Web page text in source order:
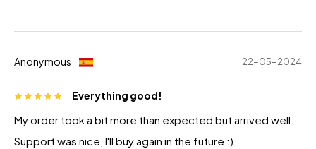
Anonymous 22-05-2024
Everything good!
My order took a bit more than expected but arrived well.
Support was nice, I'll buy again in the future :)